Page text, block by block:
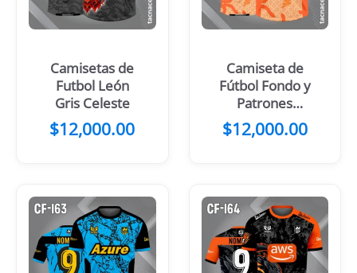
Camisetas de
Futbol León
Gris Celeste
$12,000.00
Camiseta de
Fútbol Fondo y
Patrones
Celeste con
Manga Azul
$12,000.00